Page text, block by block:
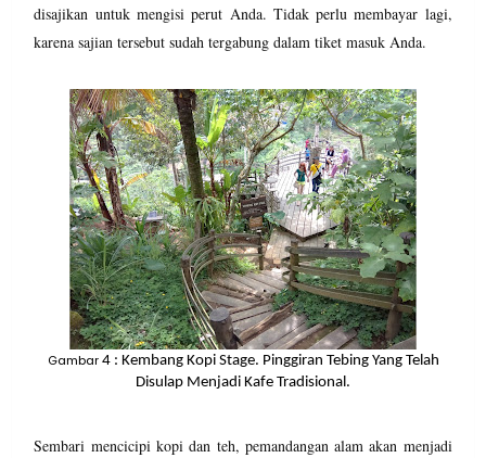
disajikan untuk mengisi perut Anda. Tidak perlu membayar lagi,
karena sajian tersebut sudah tergabung dalam tiket masuk Anda.
Gambar 4: Kembang Kopi Stage. Pinggiran Tebing Yang Telah
Disulap Menjadi Kafe Tradisional.
Sembari mencicipi kopi dan teh, pemandangan alam akan menjadi